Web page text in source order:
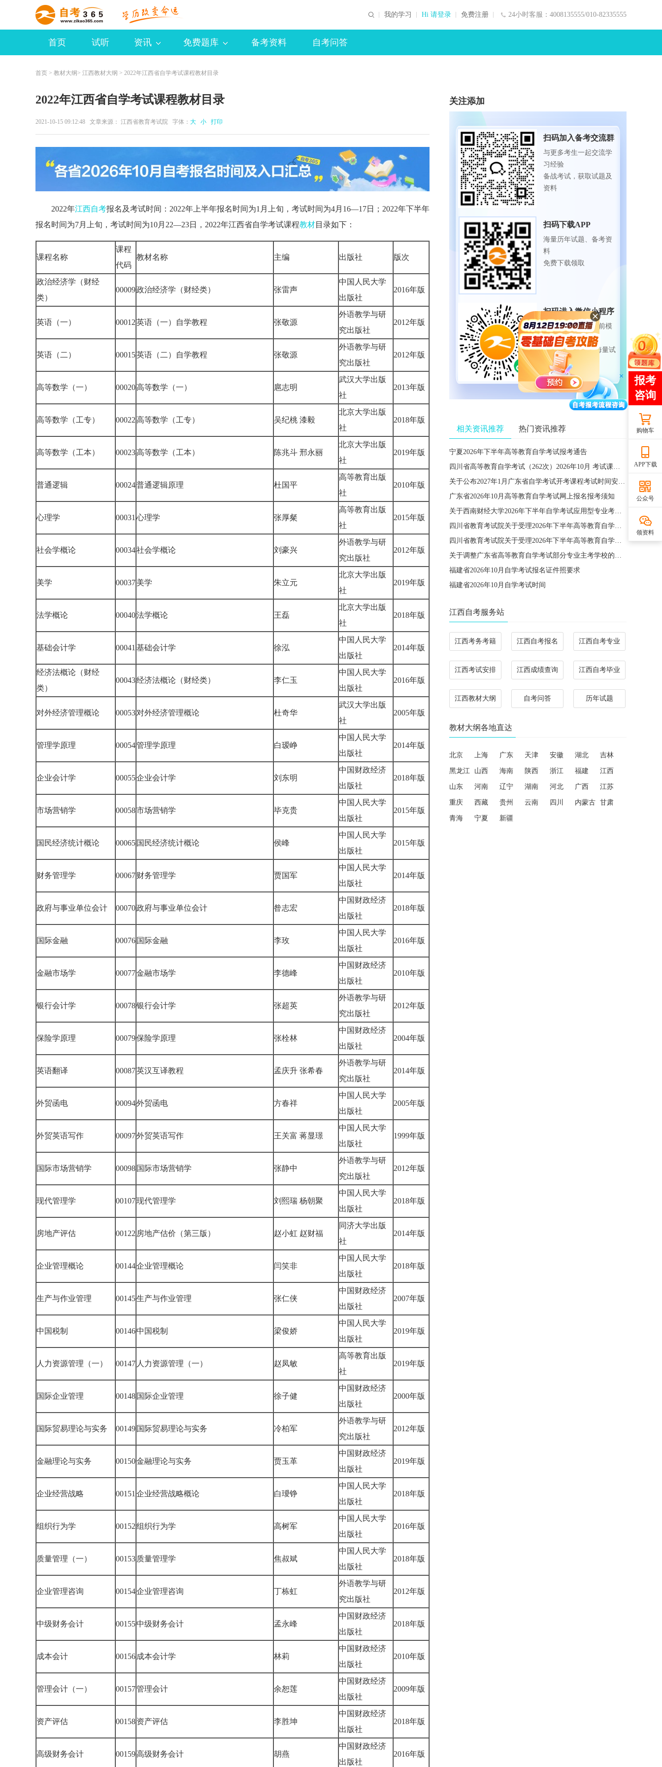
24小时客服：4008135555/010-82335555
我的学习 Hi 请登录 免费注册
首页 试听 资讯 免费题库 备考资料 自考问答
首页 > 教材大纲 > 江西教材大纲 > 2022年江西省自学考试课程教材目录
2022年江西省自学考试课程教材目录
2021-10-15 09:12:48 文章来源： 江西省教育考试院 字体： 大 小 打印
2022年江西自考报名及考试时间：2022年上半年报名时间为1月上旬，考试时间为4月16—17日；2022年下半年
报名时间为7月上旬，考试时间为10月22—23日，2022年江西省自学考试课程教材目录如下：
课程名称
课程
代码
教材名称 主编 出版社 版次
政治经济学（财经
类）
00009政治经济学（财经类） 张雷声
中国人民大学
出版社
2016年版
英语（一） 00012英语（一）自学教程 张敬源
外语教学与研
究出版社
2012年版
英语（二） 00015英语（二）自学教程 张敬源
外语教学与研
究出版社
2012年版
高等数学（一） 00020高等数学（一） 扈志明
武汉大学出版
社
2013年版
高等数学（工专） 00022高等数学（工专） 吴纪桃 漆毅
北京大学出版
社
2018年版
高等数学（工本） 00023高等数学（工本） 陈兆斗 邢永丽
北京大学出版
社
2019年版
普通逻辑 00024普通逻辑原理 杜国平
高等教育出版
社
2010年版
心理学 00031 心理学 张厚粲
高等教育出版
社
2015年版
社会学概论 00034社会学概论 刘豪兴
外语教学与研
究出版社
2012年版
美学 00037美学 朱立元
北京大学出版
社
2019年版
法学概论 00040法学概论 王磊
北京大学出版
社
2018年版
基础会计学 00041 基础会计学 徐泓
中国人民大学
出版社
2014年版
经济法概论（财经
类）
00043经济法概论（财经类） 李仁玉
中国人民大学
出版社
2016年版
对外经济管理概论 00053对外经济管理概论 杜奇华
武汉大学出版
社
2005年版
管理学原理 00054管理学原理 白瑷峥
中国人民大学
出版社
2014年版
企业会计学 00055企业会计学 刘东明
中国财政经济
出版社
2018年版
市场营销学 00058市场营销学 毕克贵
中国人民大学
出版社
2015年版
国民经济统计概论 00065 国民经济统计概论 侯峰
中国人民大学
出版社
2015年版
财务管理学 00067财务管理学 贾国军
中国人民大学
出版社
2014年版
政府与事业单位会计 00070政府与事业单位会计 昝志宏
中国财政经济
出版社
2018年版
国际金融 00076 国际金融 李玫
中国人民大学
出版社
2016年版
金融市场学 00077金融市场学 李德峰
中国财政经济
出版社
2010年版
银行会计学 00078银行会计学 张超英
外语教学与研
究出版社
2012年版
保险学原理 00079保险学原理 张栓林
中国财政经济
出版社
2004年版
英语翻译 00087英汉互译教程 孟庆升 张希春
外语教学与研
究出版社
2014年版
外贸函电 00094外贸函电 方春祥
中国人民大学
出版社
2005年版
外贸英语写作 00097外贸英语写作 王关富 蒋显璟
中国人民大学
出版社
1999年版
国际市场营销学 00098 国际市场营销学 张静中
外语教学与研
究出版社
2012年版
现代管理学 00107现代管理学 刘熙瑞 杨朝聚
中国人民大学
出版社
2018年版
房地产评估 00122 房地产估价（第三版） 赵小虹 赵财福
同济大学出版
社
2014年版
企业管理概论 00144企业管理概论 闫笑非
中国人民大学
出版社
2018年版
生产与作业管理 00145生产与作业管理 张仁侠
中国财政经济
出版社
2007年版
中国税制 00146中国税制 梁俊娇
中国人民大学
出版社
2019年版
人力资源管理（一） 00147 人力资源管理（一） 赵凤敏
高等教育出版
社
2019年版
国际企业管理 00148 国际企业管理 徐子健
中国财政经济
出版社
2000年版
国际贸易理论与实务 00149 国际贸易理论与实务 冷柏军
外语教学与研
究出版社
2012年版
金融理论与实务 00150金融理论与实务 贾玉革
中国财政经济
出版社
2019年版
企业经营战略 00151 企业经营战略概论 白璦铮
中国人民大学
出版社
2018年版
组织行为学 00152组织行为学 高树军
中国人民大学
出版社
2016年版
质量管理（一） 00153 质量管理学 焦叔斌
中国人民大学
出版社
2018年版
企业管理咨询 00154企业管理咨询 丁栋虹
外语教学与研
究出版社
2012年版
中级财务会计 00155中级财务会计 孟永峰
中国财政经济
出版社
2018年版
成本会计 00156 成本会计学 林莉
中国财政经济
出版社
2010年版
管理会计（一） 00157管理会计 余恕莲
中国财政经济
出版社
2009年版
资产评估 00158资产评估 李胜坤
中国财政经济
出版社
2018年版
高级财务会计 00159高级财务会计 胡燕
中国财政经济
出版社
2016年版
关注添加
扫码加入备考交流群
与更多考生一起交流学
习经验
备战考试，获取试题及
资料
扫码下载APP
海量历年试题、备考资
料
免费下载领取
扫码进入微信小程序
每日练题巩固、考前模
拟实战
免费体验自考365海量试
题
相关资讯推荐 热门资讯推荐
宁夏2026年下半年高等教育自学考试报考通告
四川省高等教育自学考试（262次）2026年10月 考试课程简表
关于公布2027年1月广东省自学考试开考课程考试时间安排和使用教材的通知
广东省2026年10月高等教育自学考试网上报名报考须知
关于西南财经大学2026年下半年自学考试应用型专业考籍更改办理的通知
四川省教育考试院关于受理2026年下半年高等教育自学考试省际转考申请的通告
四川省教育考试院关于受理2026年下半年高等教育自学考试考籍更改申请的通告
关于调整广东省高等教育自学考试部分专业主考学校的通知
福建省2026年10月自学考试报名证件照要求
福建省2026年10月自学考试时间
江西自考服务站
江西考务考籍 江西自考报名 江西自考专业
江西考试安排 江西成绩查询 江西自考毕业
江西教材大纲 自考问答 历年试题
教材大纲各地直达
北京 上海 广东 天津 安徽 湖北 吉林
黑龙江 山西 海南 陕西 浙江 福建 江西
山东 河南 辽宁 湖南 河北 广西 江苏
重庆 西藏 贵州 云南 四川 内蒙古 甘肃
青海 宁夏 新疆
购物车
APP下载
公众号
领资料